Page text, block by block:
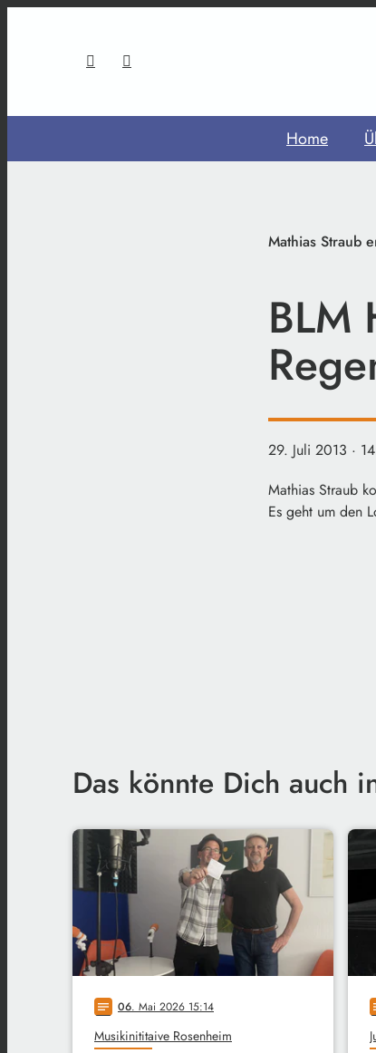
Home
Mathias Straub
BLM
29. Juli 2013 ·
Mathias Straub
Es geht um den
Das könnte Dich auch
notes 06. Mai 2026 15:14
Musikinititaive Rosenheim